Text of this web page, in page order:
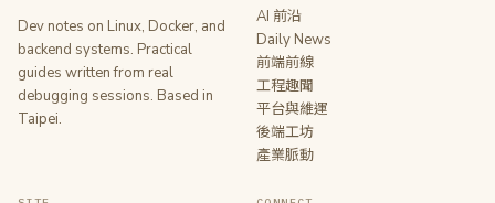
Dev notes on Linux, Docker, and
backend systems. Practical
guides written from real
debugging sessions. Based in
Taipei.
AI 前沿
Daily News
前端前線
工程趣聞
平台與維運
後端工坊
產業脈動